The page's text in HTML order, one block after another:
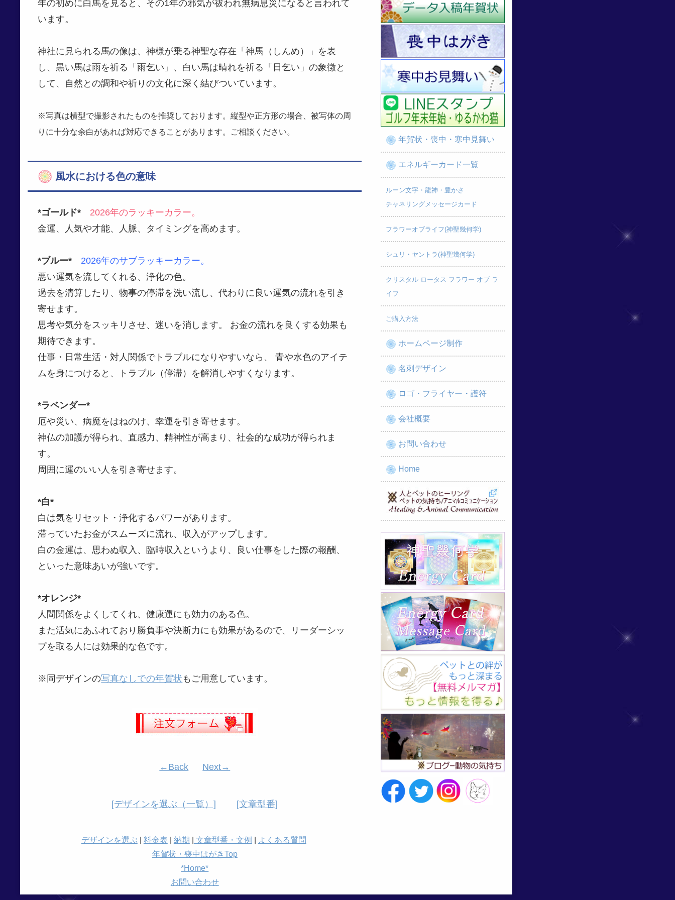
年の初めに白馬を見ると、その1年の邪気が祓われ無病息災になると言われて
います。
神社に見られる馬の像は、神様が乗る神聖な存在「神馬（しんめ）」を表
し、黒い馬は雨を祈る「雨乞い」、白い馬は晴れを祈る「日乞い」の象徴と
して、自然との調和や祈りの文化に深く結びついています。
※写真は横型で撮影されたものを推奨しております。縦型や正方形の場合、被写体の周
りに十分な余白があれば対応できることがあります。ご相談ください。
風水における色の意味
*ゴールド*
2026年のラッキーカラー。
金運、人気や才能、人脈、タイミングを高めます。
*ブルー*
2026年のサブラッキーカラー。
悪い運気を流してくれる、浄化の色。
過去を清算したり、物事の停滞を洗い流し、代わりに良い運気の流れを引き
寄せます。
思考や気分をスッキリさせ、迷いを消します。 お金の流れを良くする効果も
期待できます。
仕事・日常生活・対人関係でトラブルになりやすいなら、 青や水色のアイテ
ムを身につけると、トラブル（停滞）を解消しやすくなります。
*ラベンダー*
厄や災い、病魔をはねのけ、幸運を引き寄せます。
神仏の加護が得られ、直感力、精神性が高まり、社会的な成功が得られま
す。
周囲に運のいい人を引き寄せます。
*白*
白は気をリセット・浄化するパワーがあります。
滞っていたお金がスムーズに流れ、収入がアップします。
白の金運は、思わぬ収入、臨時収入というより、良い仕事をした際の報酬、
といった意味あいが強いです。
*オレンジ*
人間関係をよくしてくれ、健康運にも効力のある色。
また活気にあふれており勝負事や決断力にも効果があるので、リーダーシッ
プを取る人には効果的な色です。
※同デザインの写真なしでの年賀状 もご用意しています。
←Back Next→
[デザインを選ぶ（一覧）] [文章型番]
デザインを選ぶ 料金表 納期 文章型番・文例
よくある質問
年賀状・喪中はがきTop
*Home*
お問い合わせ
年賀状・喪中・寒中見舞い
エネルギーカード一覧
ルーン文字・龍神・豊かさ
チャネリングメッセージカード
フラワーオブライフ(神聖幾何学)
シュリ・ヤントラ(神聖幾何学)
クリスタル ロータス フラワー オブ ラ
イフ
ご購入方法
ホームページ制作
名刺デザイン
ロゴ・フライヤー・護符
会社概要
お問い合わせ
Home